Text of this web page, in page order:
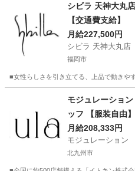
シビラ 天神大丸
【交通費支給】
月給227,500円
シビラ 天神大丸店
福岡市
■女性らしさを引き立てる、上品で動きや
ファッション
モジュレーショ
ッフ 【服装自由】
月給208,333円
モジュレーション
北九州市